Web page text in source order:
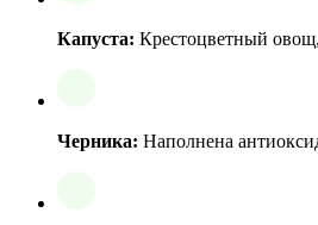
Капуста: Крестоцветный
Черника: Наполнена